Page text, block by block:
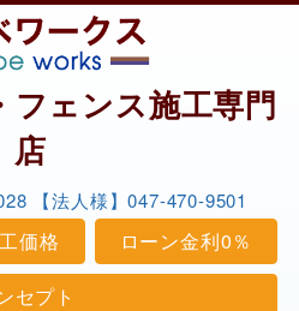
フェンス施工専門
店
【法人様】047-470-9501
価格
ローン金利0％
セプト